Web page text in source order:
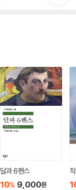
달과 6펜스
10% 9,000원